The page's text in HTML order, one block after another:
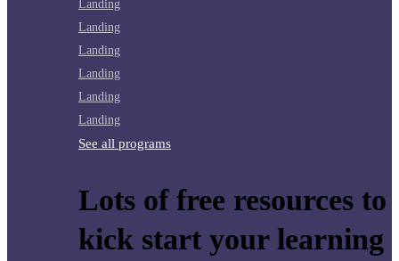
Landing
Landing
Landing
Landing
Landing
Landing
See all programs
Lots of free resources to
kick start your learning